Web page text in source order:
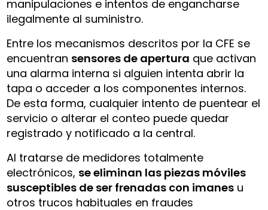
manipulaciones e intentos de engancharse
ilegalmente al suministro.
Entre los mecanismos descritos por la CFE se
encuentran sensores de apertura que activan
una alarma interna si alguien intenta abrir la
tapa o acceder a los componentes internos.
De esta forma, cualquier intento de puentear el
servicio o alterar el conteo puede quedar
registrado y notificado a la central.
Al tratarse de medidores totalmente
electrónicos, se eliminan las piezas móviles
susceptibles de ser frenadas con imanes u
otros trucos habituales en fraudes